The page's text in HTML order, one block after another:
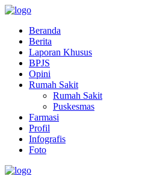
Beranda
Berita
Laporan Khusus
BPJS
Opini
Rumah Sakit
Rumah Sakit
Puskesmas
Farmasi
Profil
Infografis
Foto